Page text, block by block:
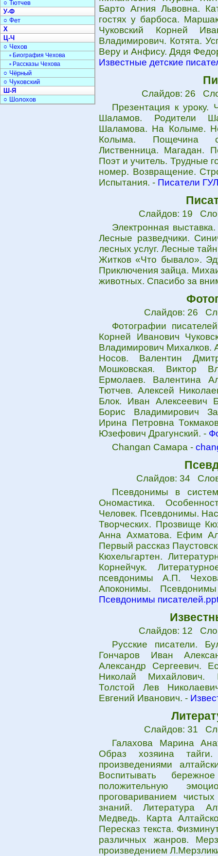
Барто Агния Львовна.
гостях у барбоса.
Чуковский Корней
Владимирович. Котята.
Веру и Анфису. Дядя
Известные детские
Слайдов: 26
Презентация к уроку.
Шаламов. Родители
Шаламова. На Колыме.
Колыма. Пощечина
Лиственница. Магадан.
Поэт и учитель. Трудные
номер. Возвращение.
Испытания. - Писатели
Слайдов: 19
Электронная
Лесные разведчики.
лесных услуг. Лесные
Житков «Что бывало».
Приключения зайца.
животных. Спасибо за
Слайдов: 26
Фотографии
Корней Иванович
Владимирович Михалков.
Носов. Валентин
Мошковская. Виктор
Ермолаев. Валентина
Тютчев. Алексей
Блок. Иван Алексеевич
Борис Владимирович
Ирина Петровна
Юзефович Драгунский. -
Changan Самара -
Слайдов: 34
Псевдонимы в
Ономастика.
Человек. Псевдонимы.
Творческих. Прозвище
Анна Ахматова. Ефим
Первый рассказ
Кюхельгартен.
Корнейчук.
псевдонимы А.П.
Апоконимы.
Псевдонимы
Слайдов: 12
Русские писатели.
Гончаров Иван
Александр Сергеевич.
Николай Михайлович.
Толстой Лев
Евгений Иванович. -
Слайдов: 31
Галахова Марина
Образ хозяина
произведениями
Воспитывать
положительную
проговариванием
знаний. Литература
Медведь. Карта
Пересказ текста.
различных жанров.
произведением
○ Тютчев
У-Ф
○ Фет
Х
Ц-Ч
○ Чехов
▫ Биография Чехова
▫ Рассказы Чехова
○ Чёрный
○ Чуковский
Ш-Я
○ Шолохов